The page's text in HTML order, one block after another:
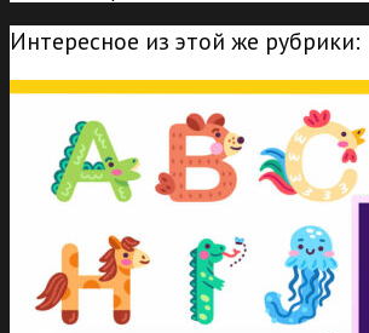
Интересное из этой же рубрики: